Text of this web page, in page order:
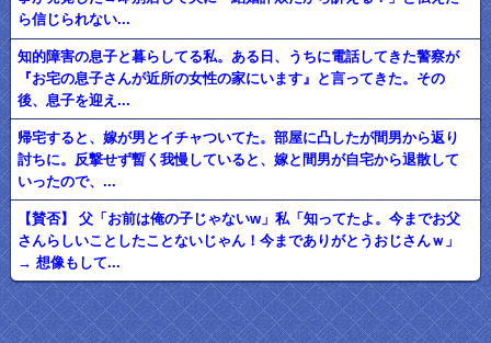
ら信じられない...
知的障害の息子と暮らしてる私。ある日、うちに電話してきた警察が
『お宅の息子さんが近所の女性の家にいます』と言ってきた。その
後、息子を迎え...
帰宅すると、嫁が男とイチャついてた。部屋に凸したが間男から返り
討ちに。反撃せず暫く我慢していると、嫁と間男が自宅から退散して
いったので、...
【賛否】 父「お前は俺の子じゃないw」私「知ってたよ。今までお父
さんらしいことしたことないじゃん！今までありがとうおじさんｗ」
→ 想像もして...